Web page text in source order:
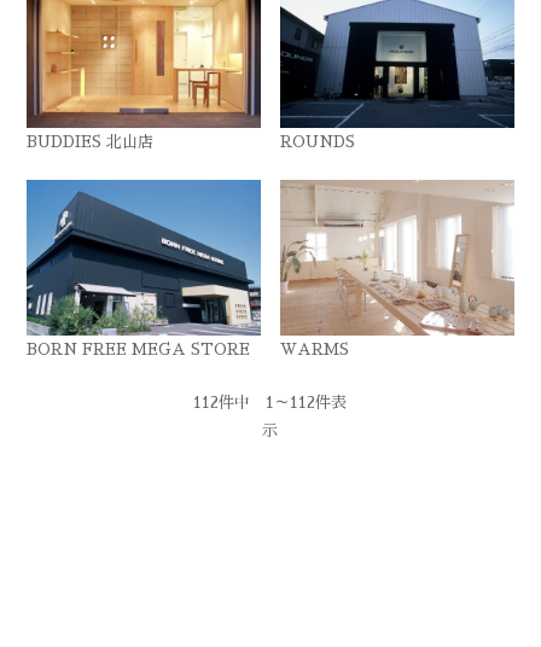
BUDDIES 北山店 ROUNDS
BORN FREE MEGA STORE WARMS
112件中 1～112件表
示